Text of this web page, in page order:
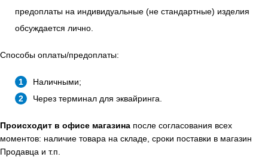
предоплаты на индивидуальные (не стандартные) изделия
обсуждается лично.
Способы оплаты/предоплаты:
Наличными;
Через терминал для эквайринга.
Происходит в офисе магазина после согласования всех
моментов: наличие товара на складе, сроки поставки в магазин
Продавца и т.п.